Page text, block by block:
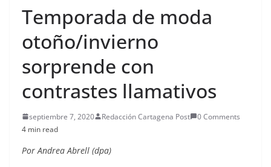
Temporada de moda
otoño/invierno
sorprende con
contrastes llamativos
septiembre 7, 2020 Redacción Cartagena Post
0 Comments
4 min read
Por Andrea Abrell (dpa)